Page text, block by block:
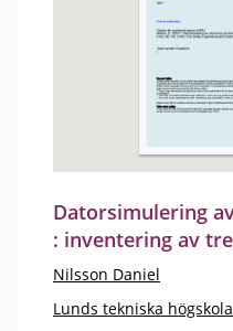
Datorsimulering
: inventering av
Nilsson Daniel
Lunds tekniska högskola